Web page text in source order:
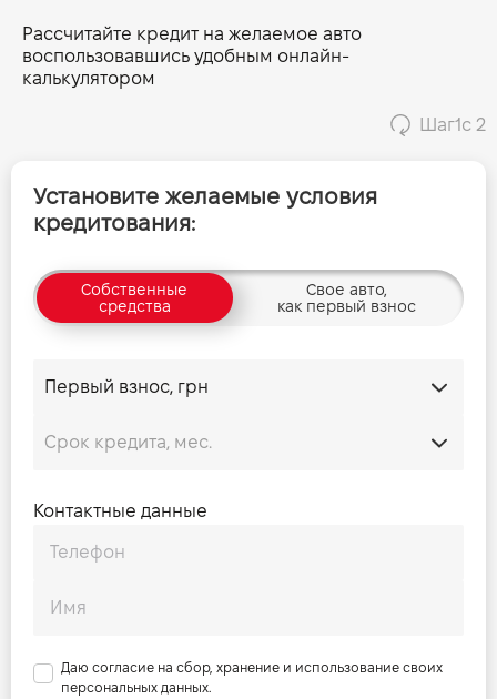
Рассчитайте кредит на желаемое авто
воспользовавшись удобным онлайн-
калькулятором
Шаг1с 2
Установите желаемые условия
кредитования:
Собственные
средства
Свое авто,
как первый взнос
Контактные данные
Даю согласие на сбор, хранение и использование своих
персональных данных.